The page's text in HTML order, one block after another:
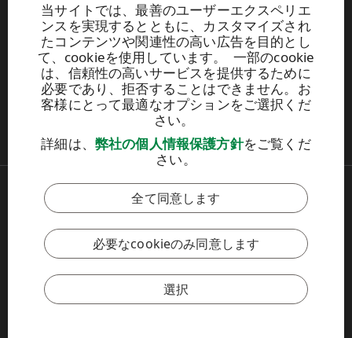
当サイトでは、最善のユーザーエクスペリエ
ンスを実現するとともに、カスタマイズされ
たコンテンツや関連性の高い広告を目的とし
て、cookieを使用しています。 一部のcookie
は、信頼性の高いサービスを提供するために
必要であり、拒否することはできません。お
客様にとって最適なオプションをご選択くだ
さい。
詳細は、 弊社の個人情報保護方針をご覧くだ
さい。
全て同意します
必要なcookieのみ同意します
選択
このサイトはreCAPTCHAによって保護されており、 Googleのプラ
ーポリシーおよび利用規約が適用されます。
Firstname.Lastname@upm.com
メディア関連情報（英語）
CSR環境（英語）
Copyright © 2026 UPM. All rights reserved.
Legal Notice
Privacy Policy
[苏ICP备17042973号-2]
cookieポリシーの設定